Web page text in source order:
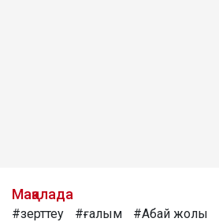
Мақалада
#зерттеу #ғалым #Абай жолы